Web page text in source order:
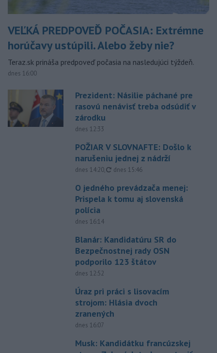
VEĽKÁ PREDPOVEĎ POČASIA: Extrémne
horúčavy ustúpili. Alebo žeby nie?
Teraz.sk prináša predpoveď počasia na nasledujúci týždeň.
dnes 16:00
Prezident: Násilie páchané pre
rasovú nenávisť treba odsúdiť v
zárodku
dnes 12:33
POŽIAR V SLOVNAFTE: Došlo k
narušeniu jednej z nádrží
dnes 14:20, aktualizované
dnes 15:46
O jedného prevádzača menej:
Prispela k tomu aj slovenská
polícia
dnes 16:14
Blanár: Kandidatúru SR do
Bezpečnostnej rady OSN
podporilo 123 štátov
dnes 12:52
Úraz pri práci s lisovacím
strojom: Hlásia dvoch
zranených
dnes 16:07
Musk: Kandidátku francúzskej